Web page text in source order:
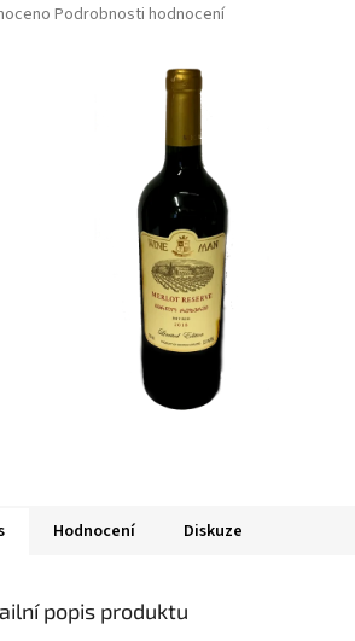
Podrobnosti hodnocení
Hodnocení Diskuze
popis produktu